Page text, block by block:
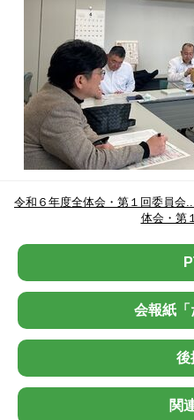
令和６年度全体会・第１回委員会
体会・第
会報紙「
後
関